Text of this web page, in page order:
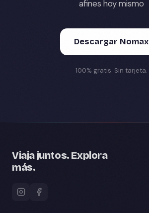
afines hoy mismo
Descargar Nomax
100% gratis. Sin tarjeta.
Viaja juntos. Explora
más.